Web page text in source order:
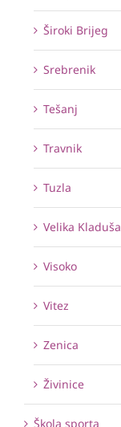
Široki Brijeg
Srebrenik
Tešanj
Travnik
Tuzla
Velika Kladuša
Visoko
Vitez
Zenica
Živinice
Škola sporta